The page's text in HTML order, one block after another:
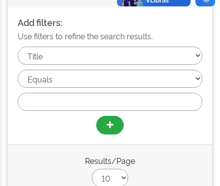
Add filters:
Use filters to refine the search results.
Results/Page